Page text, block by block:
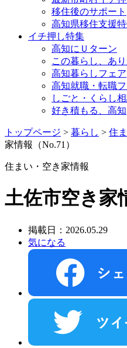
移住後のサポート
高知県移住支援
イチ押し特集
高知にＵターン
この暮らし、あり
高知暮らしフェア
高知就職・転職
しごと・くらし
好き積もる、高知
トップページ > 暮らし > 住
家情報（No.71）
住まい・空き家情報
土佐市空き家
掲載日：2026.05.29
気になる